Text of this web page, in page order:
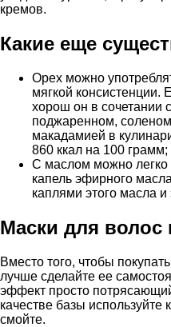
кремов.
Какие еще
Орех можно
мягкой консистенции.
хорош он в сочетании
поджаренном, соленом
макадамией в
860 ккал на 100 грамм;
С маслом можно легко
капель эфирного
каплями этого масла
Маски для волос
Вместо того, чтобы
лучше сделайте ее
эффект просто
качестве базы
смойте.